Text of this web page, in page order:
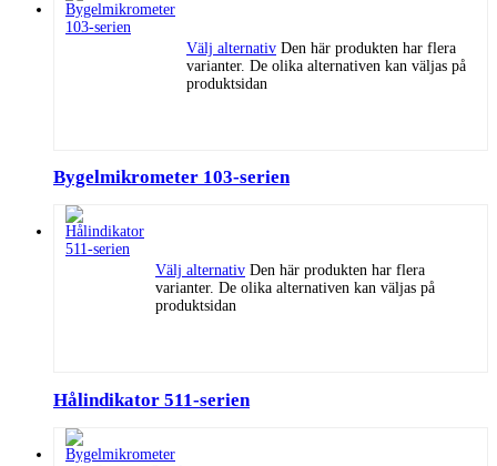
Välj alternativ Den här produkten har flera
varianter. De olika alternativen kan väljas på
produktsidan
Bygelmikrometer 103-serien
Välj alternativ Den här produkten har flera
varianter. De olika alternativen kan väljas på
produktsidan
Hålindikator 511-serien